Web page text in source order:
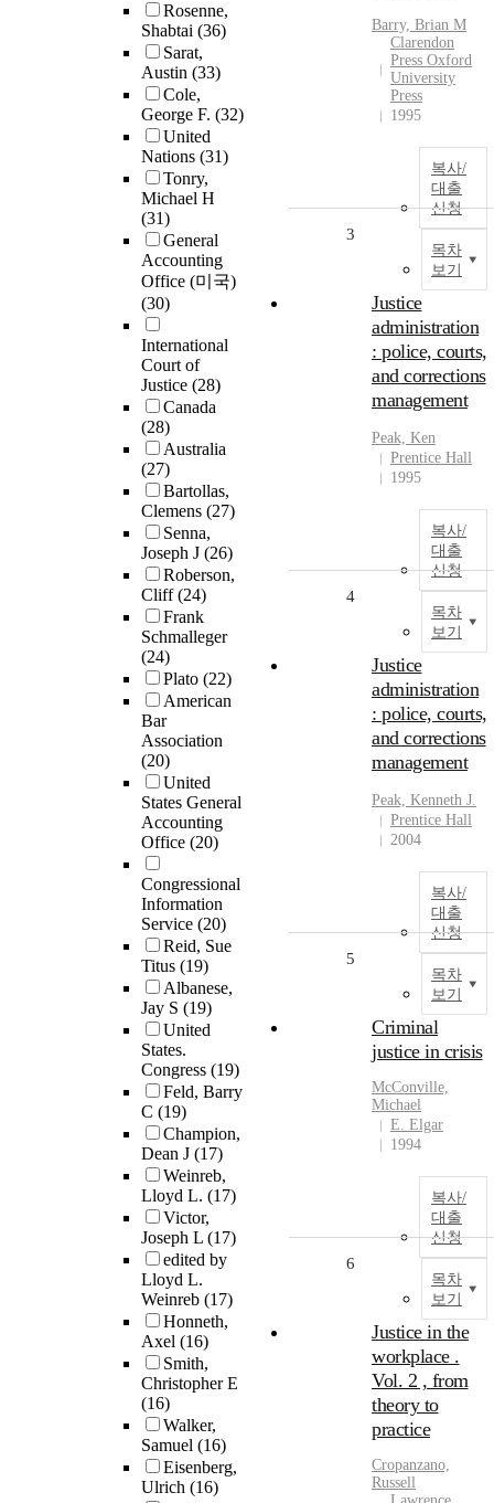
Rosenne,
Shabtai (36)
Sarat,
Austin (33)
Cole,
George F. (32)
United
Nations (31)
Tonry,
Michael H
(31)
General
Accounting
Office (미국)
(30)
International
Court of
Justice (28)
Canada
(28)
Australia
(27)
Bartollas,
Clemens (27)
Senna,
Joseph J (26)
Roberson,
Cliff(24)
Frank
Schmalleger
(24)
Plato (22)
American
Bar
Association
(20)
United
States General
Accounting
Office (20)
Congressional
Information
Service (20)
Reid, Sue
Titus (19)
Albanese,
Jay S (19)
United
States.
Congress (19)
Feld, Barry
C (19)
Champion,
Dean J (17)
Weinreb,
Lloyd L. (17)
Victor,
Joseph L (17)
edited by
Lloyd L.
Weinreb (17)
Honneth,
Axel (16)
Smith,
Christopher E
(16)
Walker,
Samuel (16)
Eisenberg,
Ulrich (16)
Barry, Brian M
Clarendon
Press Oxford
University
Press
1995
복사/
대출
신청
목차
보기
3
Justice
administration
: police, courts,
and corrections
management
Peak, Ken
Prentice Hall
1995
복사/
대출
신청
목차
보기
4
Justice
administration
: police, courts,
and corrections
management
Peak, Kenneth J.
Prentice Hall
2004
복사/
대출
신청
목차
보기
5
Criminal
justice in crisis
McConville,
Michael
E. Elgar
1994
복사/
대출
신청
목차
보기
6
Justice in the
workplace .
Vol. 2 , from
theory to
practice
Cropanzano,
Russell